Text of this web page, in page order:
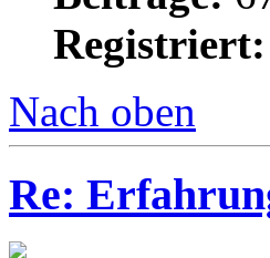
Registriert:
Nach oben
Re: